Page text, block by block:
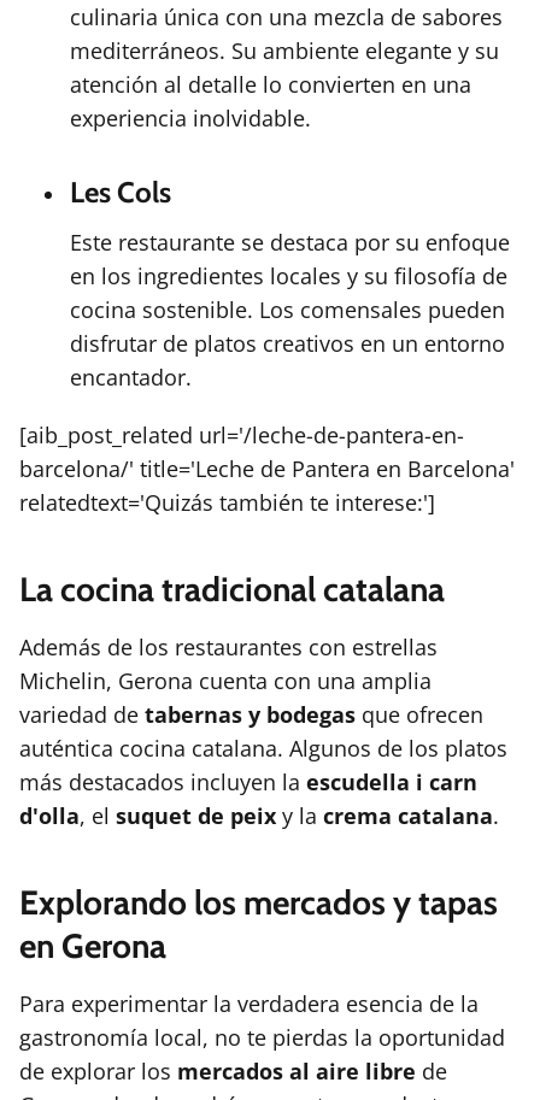
culinaria única con una mezcla de sabores
mediterráneos. Su ambiente elegante y su
atención al detalle lo convierten en una
experiencia inolvidable.
Les Cols
Este restaurante se destaca por su enfoque
en los ingredientes locales y su filosofía de
cocina sostenible. Los comensales pueden
disfrutar de platos creativos en un entorno
encantador.
[aib_post_related url='/leche-de-pantera-en-
barcelona/' title='Leche de Pantera en Barcelona'
relatedtext='Quizás también te interese:']
La cocina tradicional catalana
Además de los restaurantes con estrellas
Michelin, Gerona cuenta con una amplia
variedad de tabernas y bodegas que ofrecen
auténtica cocina catalana. Algunos de los platos
más destacados incluyen la escudella i carn
d'olla, el suquet de peix y la crema catalana.
Explorando los mercados y tapas
en Gerona
Para experimentar la verdadera esencia de la
gastronomía local, no te pierdas la oportunidad
de explorar los mercados al aire libre de